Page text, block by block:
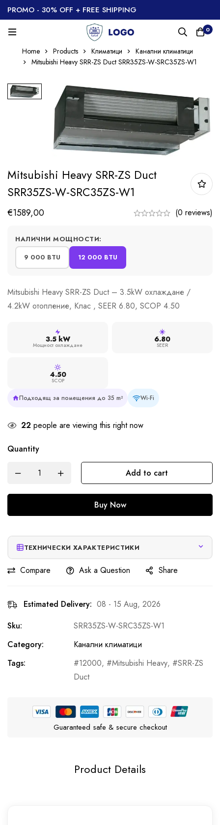
PROMO - 30% OFF + FREE SHIPPING
0
Home Products Климатици
Канални климатици
Mitsubishi Heavy SRR-ZS Duct SRR35ZS-W-SRC35ZS-W1
Mitsubishi Heavy SRR-ZS Duct
SRR35ZS-W-SRC35ZS-W1
€1589,00 (0 reviews)
НАЛИЧНИ МОЩНОСТИ:
9 000 BTU
12 000 BTU
Mitsubishi Heavy SRR-ZS Duct – 3.5kW охлаждане /
4.2kW отопление, Клас , SEER 6.80, SCOP 4.50
3.5 kW
Мощност охлаждане
6.80
SEER
4.50
SCOP
Подходящ за помещения до 35 m² Wi-Fi
22 people are viewing this right now
Quantity
Add to cart
Buy Now
ТЕХНИЧЕСКИ ХАРАКТЕРИСТИКИ
Compare Ask a Question Share
Estimated Delivery: 08 - 15 Aug, 2026
Sku:
SRR35ZS-W-SRC35ZS-W1
Category:
Канални климатици
Tags:
12000, Mitsubishi Heavy,
SRR-ZS
Duct
Guaranteed safe & secure checkout
Product Details